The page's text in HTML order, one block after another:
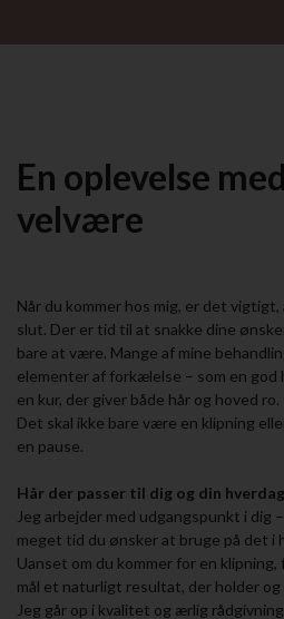
En oplevelse
velvære
Når du kommer hos mig, er det
slut. Der er tid til at snakke dine
bare at være. Mange af mine
elementer af forkælelse – som en god
en kur, der giver både hår og hoved ro.
Det skal ikke bare være en klipning
en pause.
Hår der passer til dig og din hverdag
Jeg arbejder med udgangspunkt i dig
meget tid du ønsker at bruge på det i
Uanset om du kommer for en klipning,
mål et naturligt resultat, der holder
Jeg går op i kvalitet og ærlig